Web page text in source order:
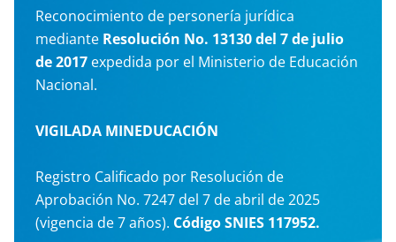
Reconocimiento de personería jurídica
mediante Resolución No. 13130 del 7 de julio
de 2017 expedida por el Ministerio de Educación
Nacional.
VIGILADA MINEDUCACIÓN
Registro Calificado por Resolución de
Aprobación No. 7247 del 7 de abril de 2025
(vigencia de 7 años). Código SNIES 117952.